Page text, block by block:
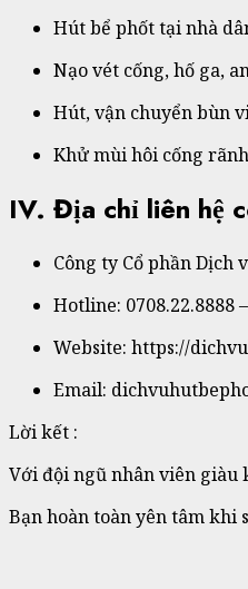
Hút bể phốt tại nhà
Nạo vét cống, hố ga,
Hút, vận chuyển bùn
Khử mùi hôi cống
IV. Địa chỉ liên hệ
Công ty Cổ phần Dịch
Hotline: 0708.22.8888
Website: https://
Email:
Lời kết :
Với đội ngũ nhân viên giàu
Bạn hoàn toàn yên tâm khi